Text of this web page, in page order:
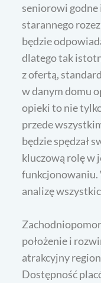
seniorowi godne
starannego
będzie
dlatego tak
z ofertą,
w danym domu
opieki to nie
przede
będzie spędzał
kluczową rolę w
funkcjonowaniu.
analizę
położenie i
atrakcyjny
Dostępność